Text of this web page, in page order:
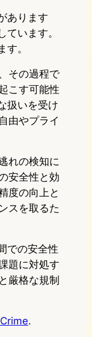
あります
います。
。
その過程で
こす可能性
扱いを受け
由やプライ
れの検知に
安全性と効
度の向上と
スを取るた
での安全性
題に対処す
厳格な規制
.